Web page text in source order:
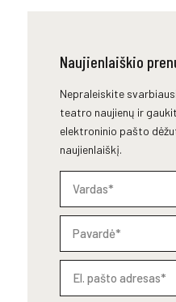
Naujienlaiškio
Nepraleiskite
teatro naujienų ir
elektroninio pašto
naujienlaiškį.